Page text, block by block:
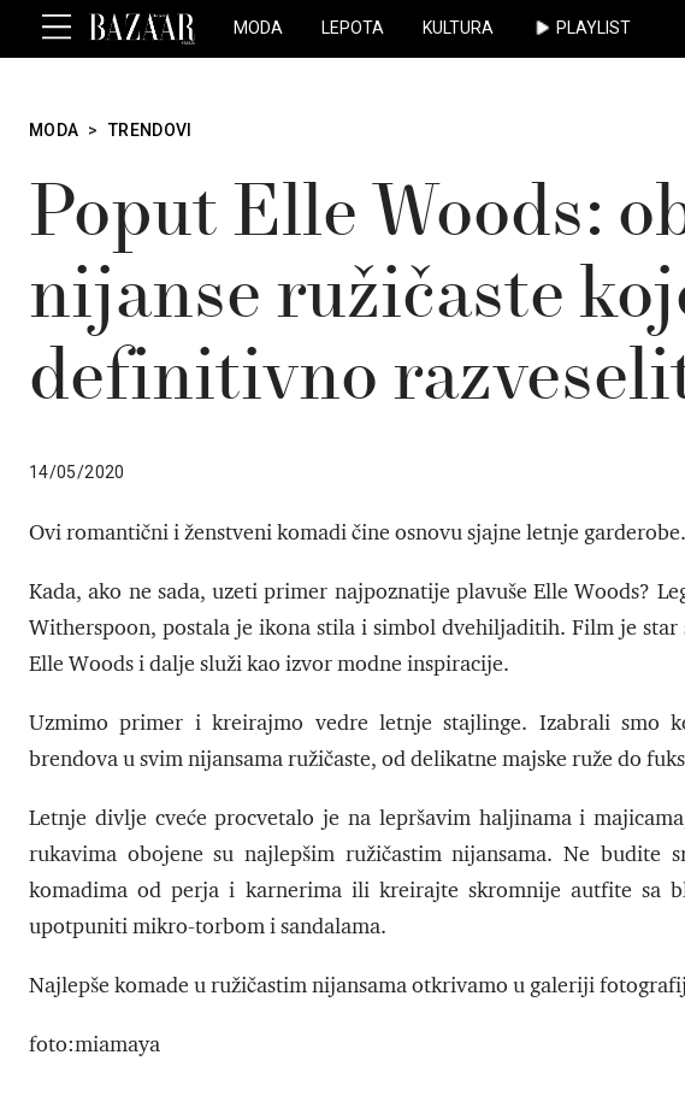
MODA LEPOTA KULTURA PLAYLIST
MODA > TRENDOVI
Poput Elle Woods:
nijanse ružičaste
definitivno
14/05/2020
Ovi romantični i ženstveni komadi čine osnovu sjajne letnje garderobe.
Kada, ako ne sada, uzeti primer najpoznatije plavuše Elle Woods?
Witherspoon, postala je ikona stila i simbol dvehiljaditih. Film je star
Elle Woods i dalje služi kao izvor modne inspiracije.
Uzmimo primer i kreirajmo vedre letnje stajlinge. Izabrali smo
brendova u svim nijansama ružičaste, od delikatne majske ruže do
Letnje divlje cveće procvetalo je na lepršavim haljinama i
rukavima obojene su najlepšim ružičastim nijansama. Ne budite
komadima od perja i karnerima ili kreirajte skromnije autfite sa
upotpuniti mikro-torbom i sandalama.
Najlepše komade u ružičastim nijansama otkrivamo u galeriji
foto:miamaya